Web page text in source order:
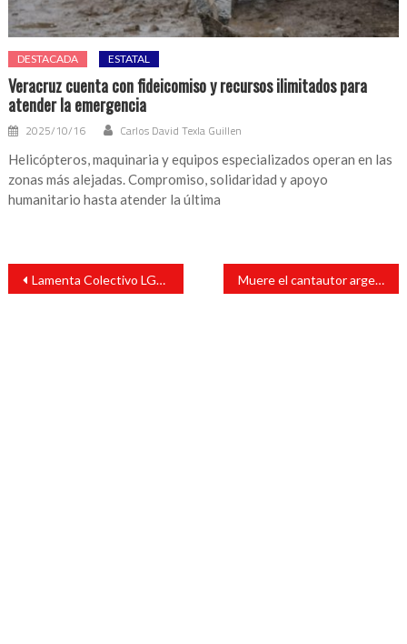
DESTACADA ESTATAL
Veracruz cuenta con fideicomiso y recursos ilimitados para
atender la emergencia
2025/10/16 Carlos David Texla Guillen
Helicópteros, maquinaria y equipos especializados operan en las
zonas más alejadas. Compromiso, solidaridad y apoyo
humanitario hasta atender la última
Navegación
entradas
Lamenta Colectivo LGBT+ de San Andrés Tuxtla crímenes de odio Muere el cantautor argentino Alberto Cortez